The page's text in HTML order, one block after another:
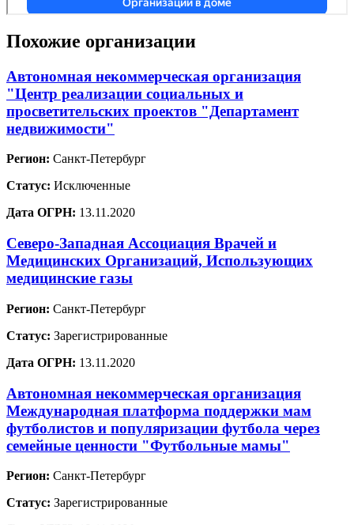
Похожие организации
Автономная некоммерческая организация
"Центр реализации социальных и
просветительских проектов "Департамент
недвижимости"
Регион: Санкт-Петербург
Статус: Исключенные
Дата ОГРН: 13.11.2020
Северо-Западная Ассоциация Врачей и
Медицинских Организаций, Использующих
медицинские газы
Регион: Санкт-Петербург
Статус: Зарегистрированные
Дата ОГРН: 13.11.2020
Автономная некоммерческая организация
Международная платформа поддержки мам
футболистов и популяризации футбола через
семейные ценности "Футбольные мамы"
Регион: Санкт-Петербург
Статус: Зарегистрированные